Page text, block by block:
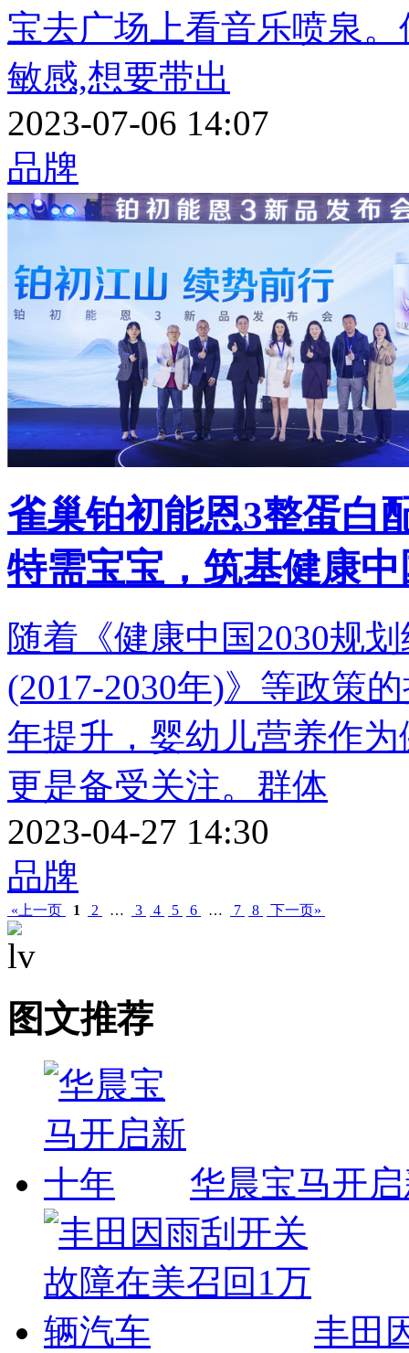
宝去广场上看音乐喷泉
敏感,想要带出
2023-07-06 14:07
品牌
雀巢铂初能恩3整蛋白
特需宝宝，筑基健康中
随着《健康中国2030规
(2017-2030年)》等政策
年提升，婴幼儿营养作
更是备受关注。群体
2023-04-27 14:30
品牌
«上一页 1 2 … 3 4 5 6 … 7 8 下一页»
图文推荐
华晨宝马开
丰田